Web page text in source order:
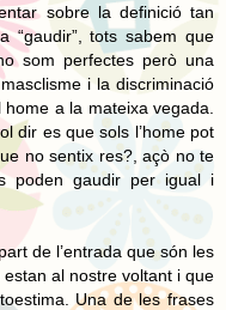
sobre la definició tan
“gaudir”, tots sabem que
som perfectes però una
i la discriminació
a la mateixa vegada.
dir es que sols l’home pot
no sentix res?, açò no te
poden gaudir per igual i
de l’entrada que són les
al nostre voltant i que
Una de les frases